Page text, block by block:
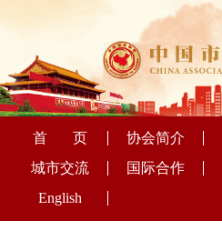
首 页 协会简介
城市交流
国际合作
English